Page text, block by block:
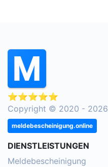
⭐⭐⭐⭐⭐
Copyright © 2020 - 2026
meldebescheinigung.online
DIENSTLEISTUNGEN
Meldebescheinigung